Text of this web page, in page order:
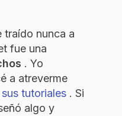
traído nunca a
fue una
. Yo
a atreverme
sus tutoriales . Si
algo y